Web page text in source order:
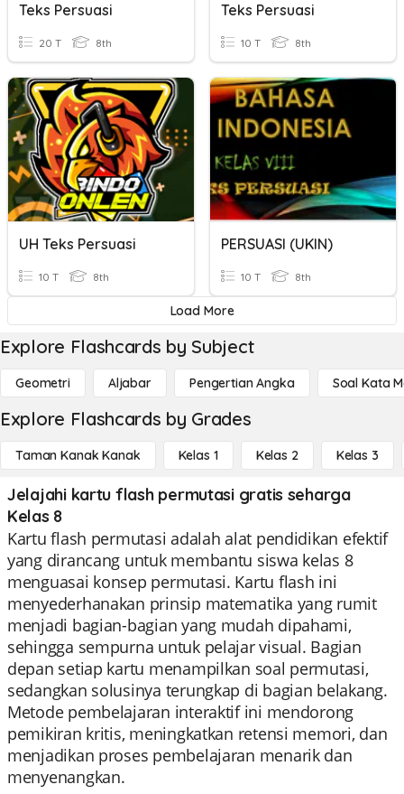
Teks Persuasi
20 T 8th
Teks Persuasi
10 T 8th
UH Teks Persuasi
10 T 8th
PERSUASI (UKIN)
10 T 8th
Load More
Explore Flashcards by Subject
Geometri Aljabar Pengertian Angka Soal Kata
Explore Flashcards by Grades
Taman Kanak Kanak Kelas 1 Kelas 2 Kelas 3
Jelajahi kartu flash permutasi gratis seharga
Kelas 8
Kartu flash permutasi adalah alat pendidikan efektif
yang dirancang untuk membantu siswa kelas 8
menguasai konsep permutasi. Kartu flash ini
menyederhanakan prinsip matematika yang rumit
menjadi bagian-bagian yang mudah dipahami,
sehingga sempurna untuk pelajar visual. Bagian
depan setiap kartu menampilkan soal permutasi,
sedangkan solusinya terungkap di bagian belakang.
Metode pembelajaran interaktif ini mendorong
pemikiran kritis, meningkatkan retensi memori, dan
menjadikan proses pembelajaran menarik dan
menyenangkan.